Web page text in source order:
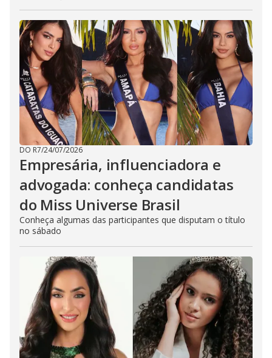
DO R7/24/07/2026
Empresária, influenciadora e
advogada: conheça candidatas
do Miss Universe Brasil
Conheça algumas das participantes que disputam o título
no sábado